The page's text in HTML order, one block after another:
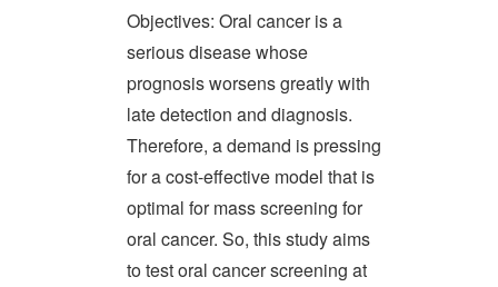
Objectives: Oral cancer is a
serious disease whose
prognosis worsens greatly with
late detection and diagnosis.
Therefore, a demand is pressing
for a cost-effective model that is
optimal for mass screening for
oral cancer. So, this study aims
to test oral cancer screening at